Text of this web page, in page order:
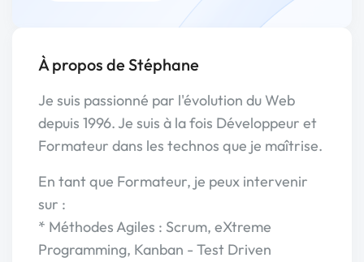
À propos de Stéphane
Je suis passionné par l'évolution du Web
depuis 1996. Je suis à la fois Développeur et
Formateur dans les technos que je maîtrise.
En tant que Formateur, je peux intervenir
sur :
* Méthodes Agiles : Scrum, eXtreme
Programming, Kanban - Test Driven